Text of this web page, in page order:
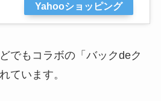
Yahooショッピング
でもコラボの「バックdeク
ています。